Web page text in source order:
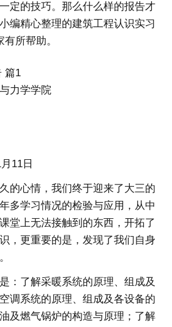
定的技巧。那么什么样的报告才
编精心整理的建筑工程认识实习
所帮助。
篇1
力学学院
11日
的心情，我们终于迎来了大三的
多学习情况的检验与应用，从中
堂上无法接触到的东西，开拓了
，更重要的是，发现了我们自身
：了解采暖系统的原理、组成及
调系统的原理、组成及各设备的
及燃气锅炉的构造与原理；了解